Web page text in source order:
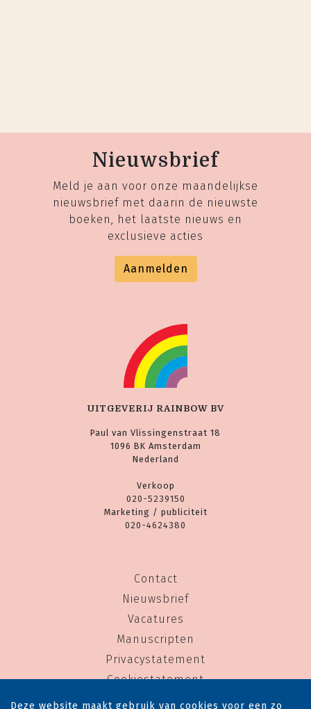
Nieuwsbrief
Meld je aan voor onze maandelijkse
nieuwsbrief met daarin de nieuwste
boeken, het laatste nieuws en
exclusieve acties
Aanmelden
UITGEVERIJ RAINBOW BV
Paul van Vlissingenstraat 18
1096 BK Amsterdam
Nederland
Verkoop
020-5239150
Marketing / publiciteit
020-4624380
Contact
Nieuwsbrief
Vacatures
Manuscripten
Privacystatement
Cookiestatement
Cookie-instellingen
Deze website maakt gebruik van cookies voor een zo